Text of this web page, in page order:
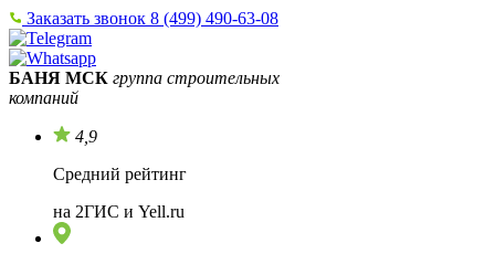
Заказать звонок 8 (499) 490-63-08
БАНЯ МСК группа строительных
компаний
4,9
Средний рейтинг
на 2ГИС и Yell.ru